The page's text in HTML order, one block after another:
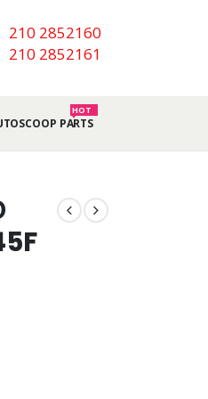
210 2852160
210 2852161
PARTS
HOT